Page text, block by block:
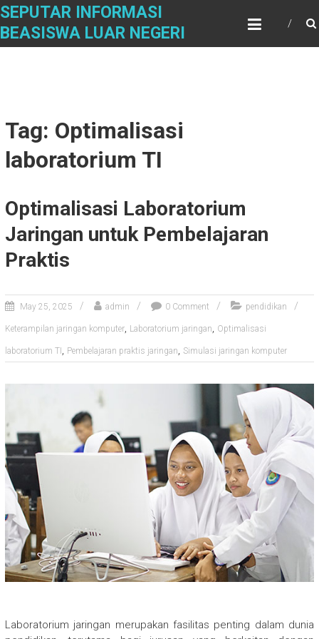
Skip
content
SEPUTAR INFORMASI
BEASISWA LUAR NEGERI
Tag: Optimalisasi
laboratorium TI
Optimalisasi Laboratorium
Jaringan untuk Pembelajaran
Praktis
May 25, 2025 admin 0 Comment pendidikan
Keterampilan jaringan komputer, Laboratorium jaringan, Optimalisasi
laboratorium TI , Pembelajaran praktis jaringan, Simulasi jaringan komputer
Laboratorium jaringan merupakan fasilitas penting dalam dunia